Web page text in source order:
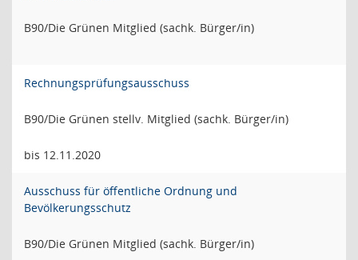
B90/Die Grünen Mitglied (sachk. Bürger/in)
Rechnungsprüfungsausschuss
B90/Die Grünen stellv. Mitglied (sachk. Bürger/in)
bis 12.11.2020
Ausschuss für öffentliche Ordnung und
Bevölkerungsschutz
B90/Die Grünen Mitglied (sachk. Bürger/in)